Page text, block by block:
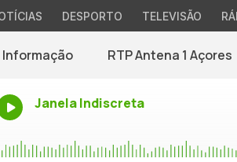
DESPORTO TELEVISÃO
Informação RTP Antena 1 Açores
Janela Indiscreta